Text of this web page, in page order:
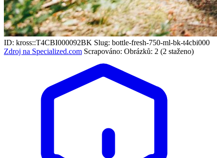
ID: kross::T4CBI000092BK Slug: bottle-fresh-750-ml-bk-t4cbi000
Zdroj na Specialized.com Scrapováno: Obrázků: 2 (2 staženo)